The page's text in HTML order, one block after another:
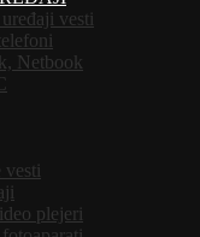
vesti
Netbook
vesti
plejeri